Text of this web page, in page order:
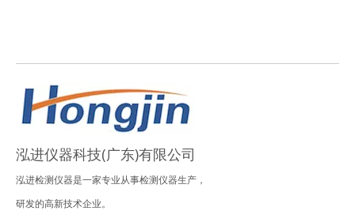
泓进仪器科技(广东)有限公司
泓进检测仪器是一家专业从事检测仪器生产，
研发的高新技术企业。